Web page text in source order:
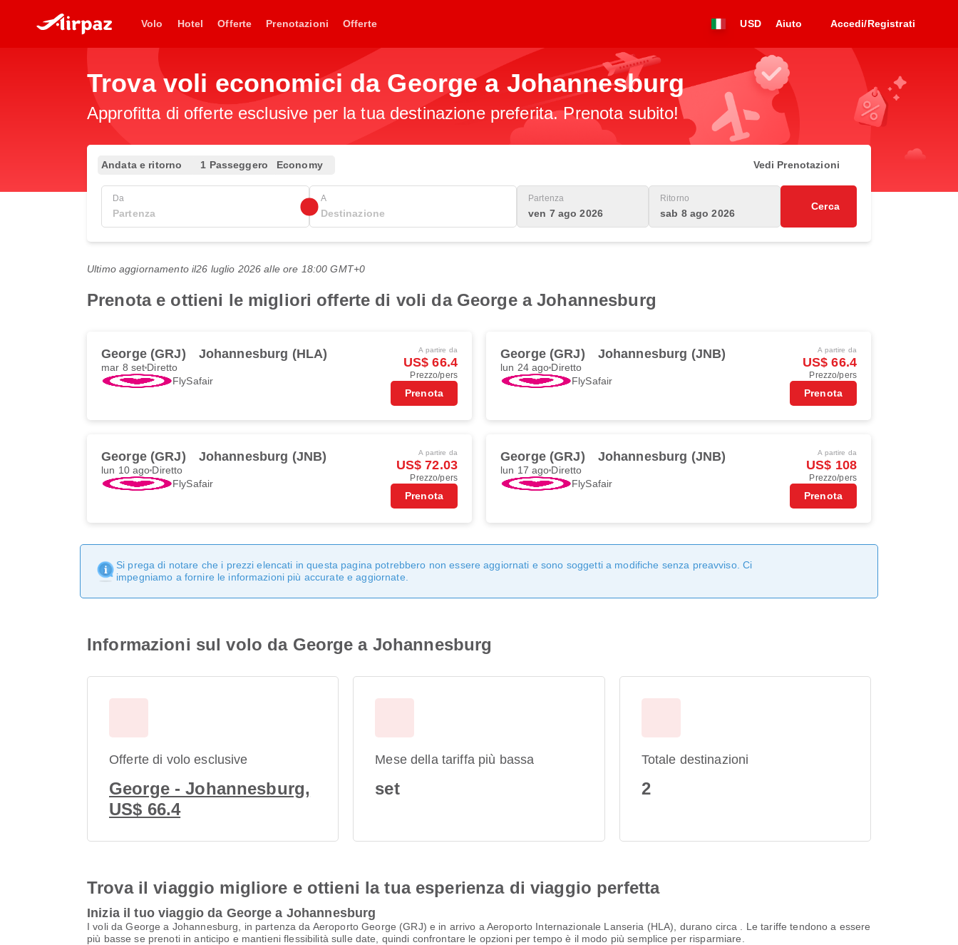
Volo Hotel Offerte Prenotazioni Offerte USD Aiuto Accedi/Registrati
Trova voli economici da George a Johannesburg
Approfitta di offerte esclusive per la tua destinazione preferita. Prenota subito!
Andata e ritorno 1 Passeggero Economy Vedi Prenotazioni
Da A Partenza
ven 7 ago 2026
Ritorno
sab 8 ago 2026
Cerca
Ultimo aggiornamento il26 luglio 2026 alle ore 18:00 GMT+0
Prenota e ottieni le migliori offerte di voli da George a Johannesburg
George (GRJ) Johannesburg (HLA)
mar 8 set Diretto
FlySafair
A partire da
US$ 66.4
Prezzo/pers
Prenota
George (GRJ) Johannesburg (JNB)
lun 24 ago Diretto
FlySafair
A partire da
US$ 66.4
Prezzo/pers
Prenota
George (GRJ) Johannesburg (JNB)
lun 10 ago Diretto
FlySafair
A partire da
US$ 72.03
Prezzo/pers
Prenota
George (GRJ) Johannesburg (JNB)
lun 17 ago Diretto
FlySafair
A partire da
US$ 108
Prezzo/pers
Prenota
Si prega di notare che i prezzi elencati in questa pagina potrebbero non essere aggiornati e sono soggetti a modifiche senza preavviso. Ci
impegniamo a fornire le informazioni più accurate e aggiornate.
Informazioni sul volo da George a Johannesburg
Offerte di volo esclusive
George - Johannesburg,
US$ 66.4
Mese della tariffa più bassa
set
Totale destinazioni
2
Trova il viaggio migliore e ottieni la tua esperienza di viaggio perfetta
Inizia il tuo viaggio da George a Johannesburg
I voli da George a Johannesburg, in partenza da Aeroporto George (GRJ) e in arrivo a Aeroporto Internazionale Lanseria (HLA), durano circa . Le tariffe tendono a essere
più basse se prenoti in anticipo e mantieni flessibilità sulle date, quindi confrontare le opzioni per tempo è il modo più semplice per risparmiare.